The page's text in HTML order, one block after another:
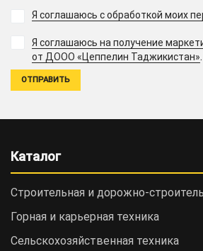
Я соглашаюсь с обработкой моих
Я соглашаюсь на получение
от ДООО «Цеппелин Таджикистан».
Каталог
Строительная и дорожно-
Горная и карьерная техника
Сельскохозяйственная техника